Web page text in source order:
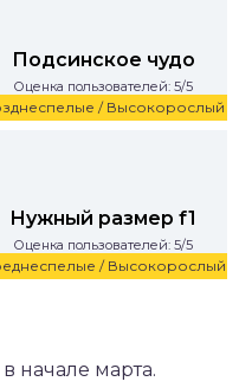
/ Высокорослый
Подсинское чудо
Оценка пользователей: 5/5
/ Высокорослый
Нужный размер f1
Оценка пользователей: 5/5
начале марта.